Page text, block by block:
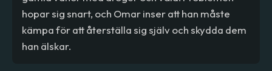
hopar sig snart, och Omar inser att han måste
kämpa för att återställa sig själv och skydda dem
han älskar.